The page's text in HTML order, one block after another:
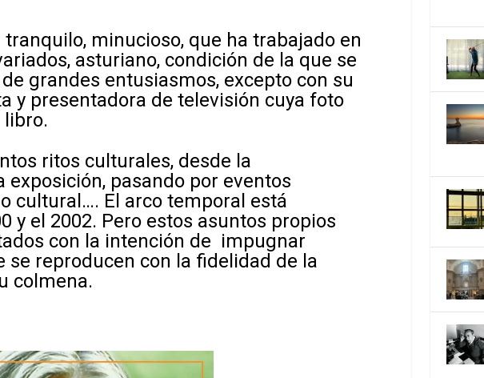
minucioso, que ha trabajado en
asturiano, condición de la que se
grandes entusiasmos, excepto con su
y presentadora de televisión cuya foto
libro.
ritos culturales, desde la
pasando por eventos
cultural…. El arco temporal está
y el 2002. Pero estos asuntos propios
con la intención de impugnar
reproducen con la fidelidad de la
colmena.